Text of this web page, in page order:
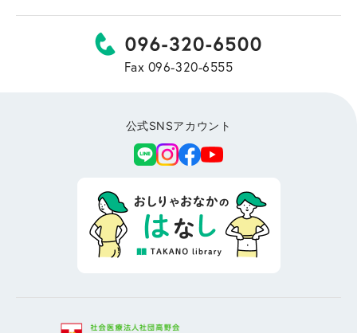
Fax 096-320-6555
公式SNSアカウント